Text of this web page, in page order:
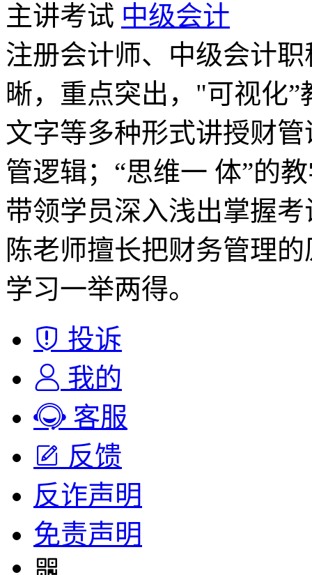
主讲考试 中级会计
注册会计师、中级会计
晰，重点突出，"可视化
文字等多种形式讲授财
管逻辑；“思维一 体”的
带领学员深入浅出掌握
陈老师擅长把财务管理
学习一举两得。
投诉
我的
客服
反馈
反诈声明
免责声明